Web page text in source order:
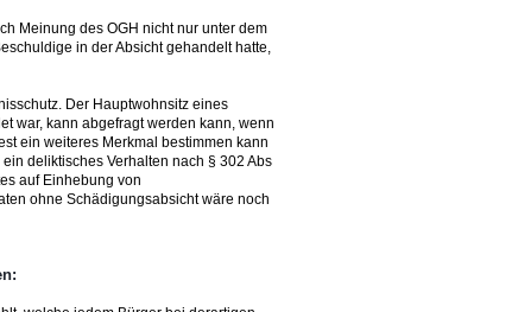
Meinung des OGH nicht nur unter dem
in der Absicht gehandelt hatte,
Der Hauptwohnsitz eines
war, kann abgefragt werden kann, wenn
ein weiteres Merkmal bestimmen kann
deliktisches Verhalten nach § 302 Abs
auf Einhebung von
ohne Schädigungsabsicht wäre noch